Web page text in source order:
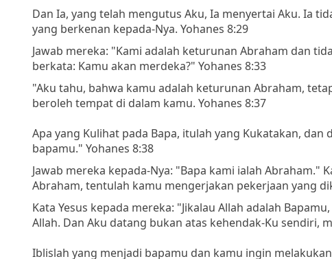
Dan Ia, yang telah mengutus Aku, Ia menyertai Aku. Ia
yang berkenan kepada-Nya. Yohanes 8:29
Jawab mereka: "Kami adalah keturunan Abraham dan
berkata: Kamu akan merdeka?" Yohanes 8:33
"Aku tahu, bahwa kamu adalah keturunan Abraham,
beroleh tempat di dalam kamu. Yohanes 8:37
Apa yang Kulihat pada Bapa, itulah yang Kukatakan,
bapamu." Yohanes 8:38
Jawab mereka kepada-Nya: "Bapa kami ialah Abraham."
Abraham, tentulah kamu mengerjakan pekerjaan yang
Kata Yesus kepada mereka: "Jikalau Allah adalah
Allah. Dan Aku datang bukan atas kehendak-Ku sendiri,
Iblislah yang menjadi bapamu dan kamu ingin